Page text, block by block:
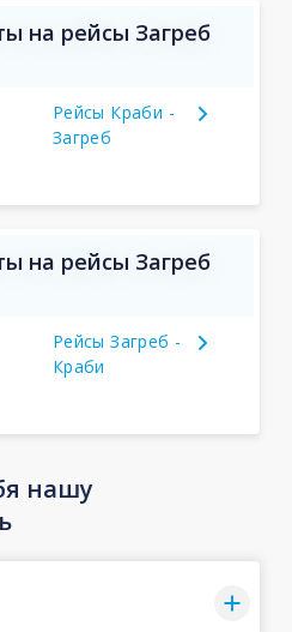
на рейсы Загреб
Рейсы Краби -
Загреб
на рейсы Загреб
Рейсы Загреб -
Краби
нашу